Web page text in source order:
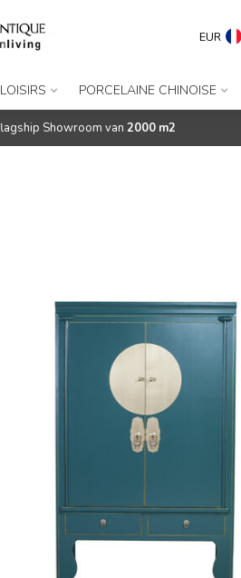
EUR
PORCELAINE CHINOISE
Showroom van 2000 m2